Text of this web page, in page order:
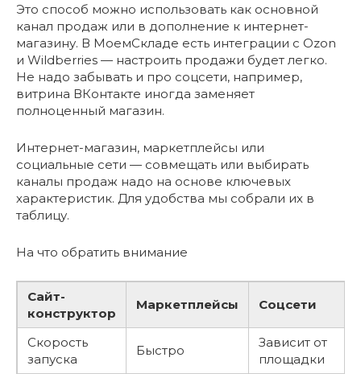
Это способ можно использовать как основной
канал продаж или в дополнение к интернет-
магазину. В МоемСкладе есть интеграции с Ozon
и Wildberries — настроить продажи будет легко.
Не надо забывать и про соцсети, например,
витрина ВКонтакте иногда заменяет
полноценный магазин.
Интернет-магазин, маркетплейсы или
социальные сети — совмещать или выбирать
каналы продаж надо на основе ключевых
характеристик. Для удобства мы собрали их в
таблицу.
На что обратить внимание
Сайт-
конструктор
Маркетплейсы Соцсети
Скорость
запуска
Быстро
Зависит от
площадки